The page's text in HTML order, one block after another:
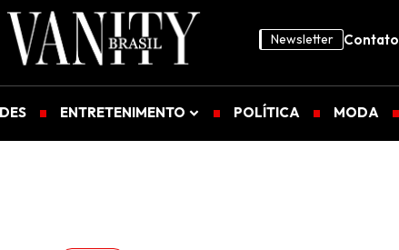
Newsletter Contato
ENTRETENIMENTO POLÍTICA MODA